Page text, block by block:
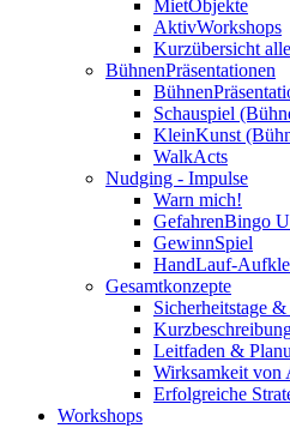
MietObjekte
AktivWorkshops
Kurzübersicht
BühnenPräsentationen
Schauspiel
KleinKunst
WalkActs
Nudging - Impulse
Warn mich!
GefahrenBingo
GewinnSpiel
HandLauf-
Gesamtkonzepte
Sicherheitstage
Leitfaden &
Wirksamkeit von
Erfolgreiche
Workshops